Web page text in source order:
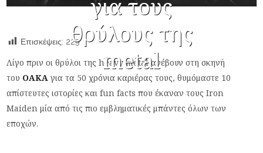
για τους
θρύλους της
metal
Επισκέψεις: 229
Λίγο πριν οι θρύλοι της heavy metal ανέβουν στη σκηνή
του ΟΑΚΑ για τα 50 χρόνια καριέρας τους, θυμόμαστε 10
απίστευτες ιστορίες και fun facts που έκαναν τους Iron
Maiden μία από τις πιο εμβληματικές μπάντες όλων των
εποχών.